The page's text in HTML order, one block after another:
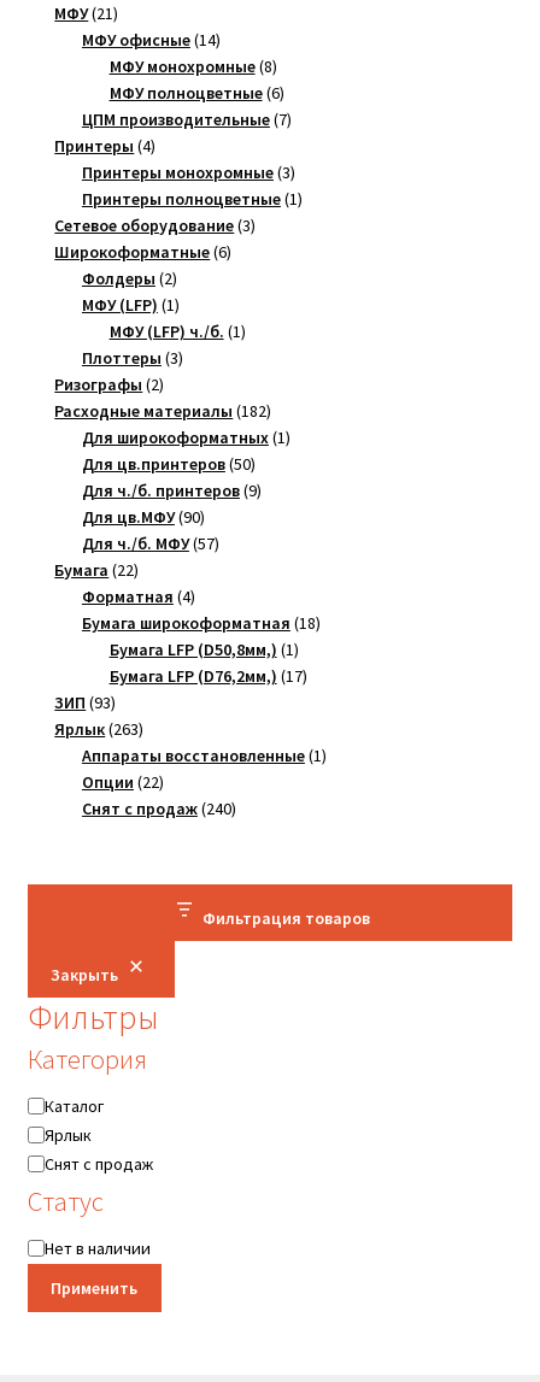
МФУ 2121
товар
МФУ офисные 1414
товаров
МФУ монохромные 88
товаров
МФУ полноцветные 66
товаров
ЦПМ производительные 77
Принтеры 44
товара
Принтеры монохромные 33
товара
Принтеры полноцветные 11
Сетевое оборудование 33
Широкоформатные 66
Фолдеры 22
товара
МФУ (LFP) 11
товар
МФУ (LFP) ч./б. 11
Плоттеры 33
Ризографы 22
товара
Расходные материалы 182182
товара
Для широкоформатных 11
Для цв.принтеров 5050
товаров
Для ч./б. принтеров 99
Для цв.МФУ 9090
товаров
Для ч./б. МФУ 5757
Бумага 2222
товара
Форматная 44
товара
Бумага широкоформатная 1818
Бумага LFP (D50,8мм,) 11
товар
Бумага LFP (D76,2мм,) 1717
ЗИП 9393
товара
Ярлык 263263
товара
Аппараты восстановленные 11
Опции 2222
товара
Снят с продаж 240240
Фильтрация товаров
Закрыть
Фильтры
Категория
Категория
Каталог
Ярлык
Снят с продаж
Статус
Статус
Нет в наличии
Применить